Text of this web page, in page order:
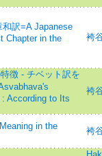
和訳=A Japanese
Chapter in the
袴
徴 - チベット訳を
: According to Its
袴
in the
袴